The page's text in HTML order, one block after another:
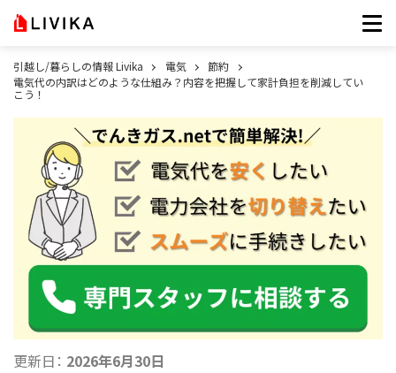
引越し/暮らしの情報 Livika 電気
節約
電気代の内訳はどのような仕組み？内容を把握して家計負担を削減してい
こう！
更新日： 2026年6月30日